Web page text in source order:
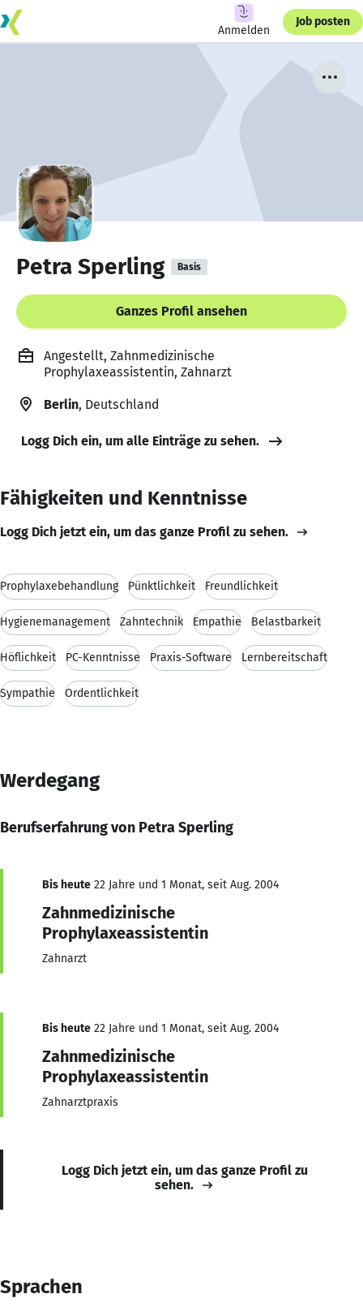
Anmelden
Job posten
Petra Sperling Basis
Ganzes Profil ansehen
Angestellt, Zahnmedizinische
Prophylaxeassistentin, Zahnarzt
Berlin, Deutschland
Logg Dich ein, um alle Einträge zu sehen.
Fähigkeiten und Kenntnisse
Logg Dich jetzt ein, um das ganze Profil zu sehen.
Prophylaxebehandlung Pünktlichkeit Freundlichkeit
Hygienemanagement Zahntechnik Empathie Belastbarkeit
Höflichkeit PC-Kenntnisse Praxis-Software Lernbereitschaft
Sympathie Ordentlichkeit
Werdegang
Berufserfahrung von Petra Sperling
Bis heute 22 Jahre und 1 Monat, seit Aug. 2004
Zahnmedizinische
Prophylaxeassistentin
Zahnarzt
Bis heute 22 Jahre und 1 Monat, seit Aug. 2004
Zahnmedizinische
Prophylaxeassistentin
Zahnarztpraxis
Logg Dich jetzt ein, um das ganze Profil zu
sehen.
Sprachen